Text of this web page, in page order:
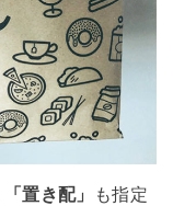
「置き配」
も指定